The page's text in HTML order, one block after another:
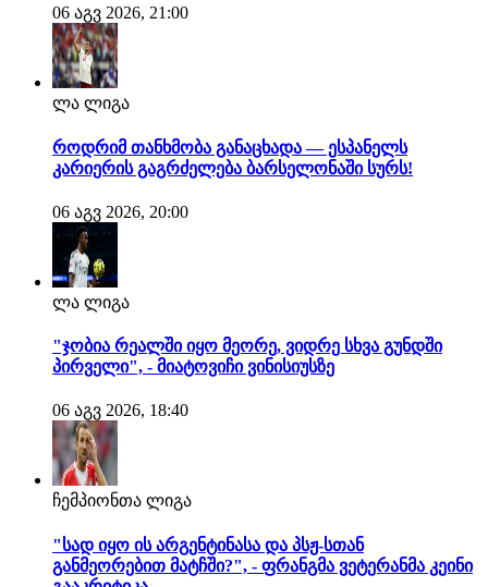
06 აგვ 2026, 21:00
ლა ლიგა
როდრიმ თანხმობა განაცხადა — ესპანელს
კარიერის გაგრძელება ბარსელონაში სურს!
06 აგვ 2026, 20:00
ლა ლიგა
"ჯობია რეალში იყო მეორე, ვიდრე სხვა გუნდში
პირველი", - მიატოვიჩი ვინისიუსზე
06 აგვ 2026, 18:40
ჩემპიონთა ლიგა
"სად იყო ის არგენტინასა და პსჟ-სთან
განმეორებით მატჩში?", - ფრანგმა ვეტერანმა კეინი